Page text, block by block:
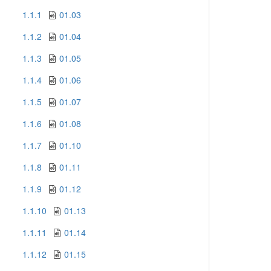
1.1.1
01.03
1.1.2
01.04
1.1.3
01.05
1.1.4
01.06
1.1.5
01.07
1.1.6
01.08
1.1.7
01.10
1.1.8
01.11
1.1.9
01.12
1.1.10
01.13
1.1.11
01.14
1.1.12
01.15